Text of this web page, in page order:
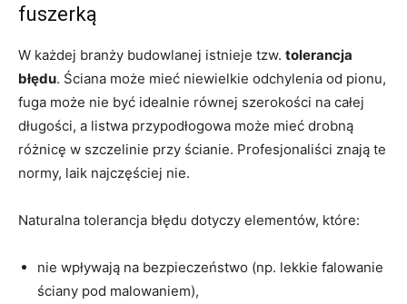
fuszerką
W każdej branży budowlanej istnieje tzw. tolerancja
błędu. Ściana może mieć niewielkie odchylenia od pionu,
fuga może nie być idealnie równej szerokości na całej
długości, a listwa przypodłogowa może mieć drobną
różnicę w szczelinie przy ścianie. Profesjonaliści znają te
normy, laik najczęściej nie.
Naturalna tolerancja błędu dotyczy elementów, które:
nie wpływają na bezpieczeństwo (np. lekkie falowanie
ściany pod malowaniem),